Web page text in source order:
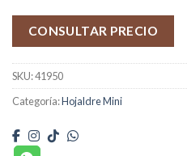
CONSULTAR PRECIO
SKU:41950
Categoría:Hojaldre Mini